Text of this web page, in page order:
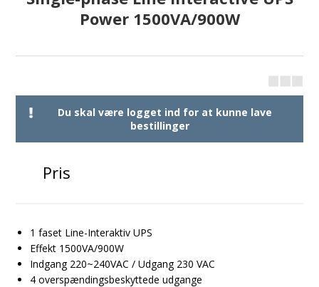
Power 1500VA/900W
Du skal være logget ind for at kunne lave
bestillinger
Pris
1 faset Line-Interaktiv UPS
Effekt 1500VA/900W
Indgang 220~240VAC / Udgang 230 VAC
4 overspændingsbeskyttede udgange